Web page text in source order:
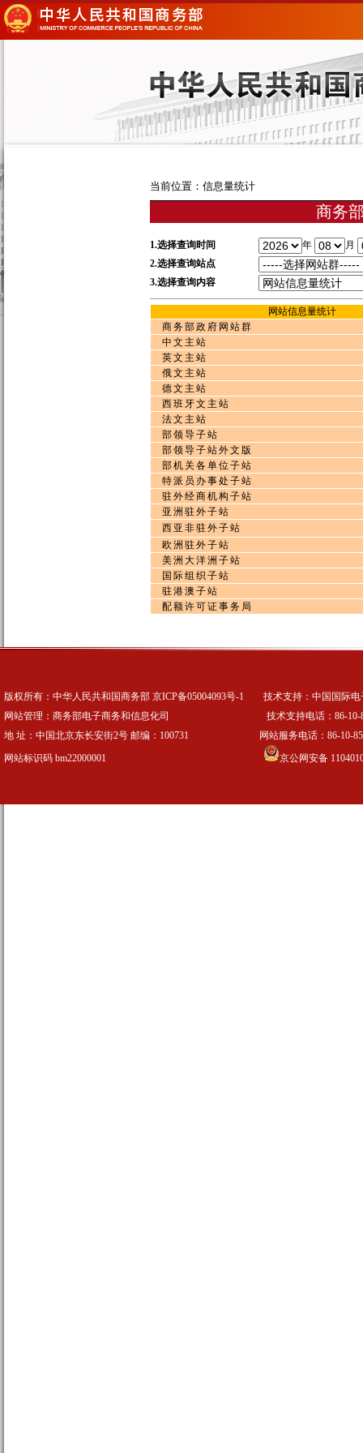
当前位置：信息量统计
商务
1.选择查询时间 年
月
2.选择查询站点
3.选择查询内容
网站信息量统计
商务部政府网站群
中文主站
英文主站
俄文主站
德文主站
西班牙文主站
法文主站
部领导子站
部领导子站外文版
部机关各单位子站
特派员办事处子站
驻外经商机构子站
亚洲驻外子站
西亚非驻外子站
欧洲驻外子站
美洲大洋洲子站
国际组织子站
驻港澳子站
配额许可证事务局
版权所有：中华人民共和国商务部 京ICP备05004093号-1 技术支持：中国国际电
网站管理：商务部电子商务和信息化司 技术支持电话：86-10-
地 址：中国北京东长安街2号 邮编：100731 网站服务电话：86-10-
网站标识码 bm22000001
京公网安备